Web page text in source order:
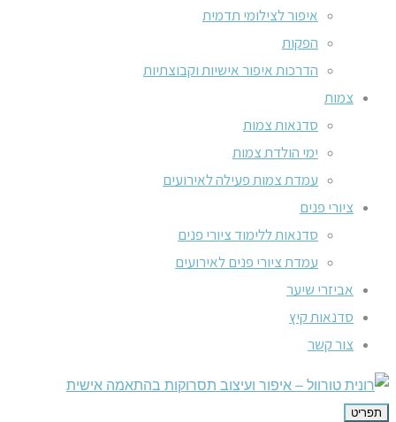
איפור לצילומי תדמית
הפקות
הדרכות איפור אישיות וקבוצתיות
צמות
סדנאות צמות
ימי הולדת צמות
עמדת צמות פעילה לאירועים
ציורי פנים
סדנאות ללימוד ציורי פנים
עמדת ציורי פנים לאירועים
אביזרי שיער
סדנאות קיץ
צור קשר
תפריט